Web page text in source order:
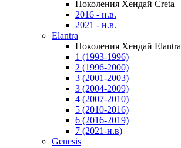
Поколения Хендай Creta
2016 - н.в.
2021 - н.в.
Elantra
Поколения Хендай Elantra
1 (1993-1996)
2 (1996-2000)
3 (2001-2003)
3 (2004-2009)
4 (2007-2010)
5 (2010-2016)
6 (2016-2019)
7 (2021-н.в)
Genesis